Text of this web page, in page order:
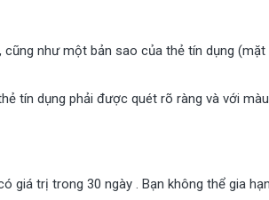
như một bản sao của thẻ tín dụng
tín dụng phải được quét rõ ràng và với
giá trị trong 30 ngày . Bạn không thể gia